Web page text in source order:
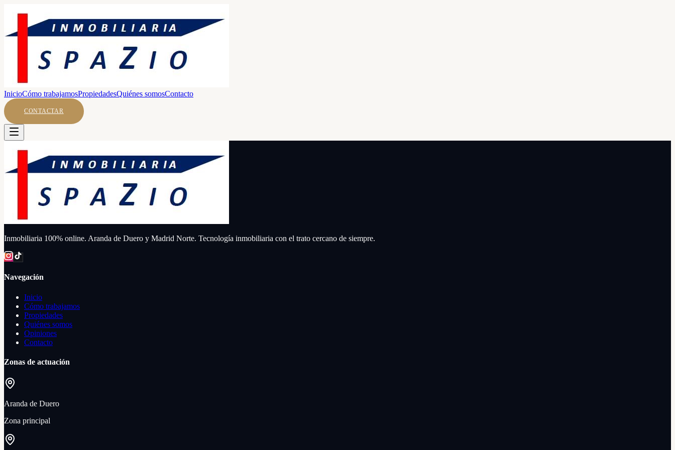
InicioCómo trabajamosPropiedadesQuiénes somosContacto
CONTACTAR
Inmobiliaria 100% online. Aranda de Duero y Madrid Norte. Tecnología inmobiliaria con el trato cercano de siempre.
Navegación
Inicio
Cómo trabajamos
Propiedades
Quiénes somos
Opiniones
Contacto
Zonas de actuación
Aranda de Duero
Zona principal